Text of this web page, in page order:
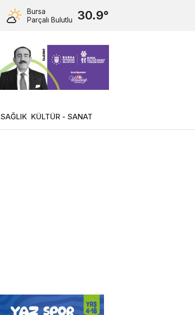
Bursa
Parçalı Bulutlu
30.9°
SAĞLIK KÜLTÜR - SANAT